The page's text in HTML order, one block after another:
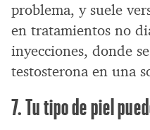
problema, y suele
en tratamientos no
inyecciones, donde
testosterona en una
7. Tu tipo de piel